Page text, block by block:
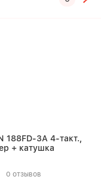
188FD-3А 4-такт.,
+ катушка
0 отзывов